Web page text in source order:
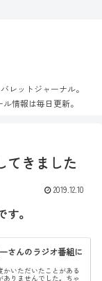
レットジャーナル。
情報は毎日更新。
てきました
2019.12.10
。
さんのラジオ番組に
いただいたことがある
りませんでした。ちゃ